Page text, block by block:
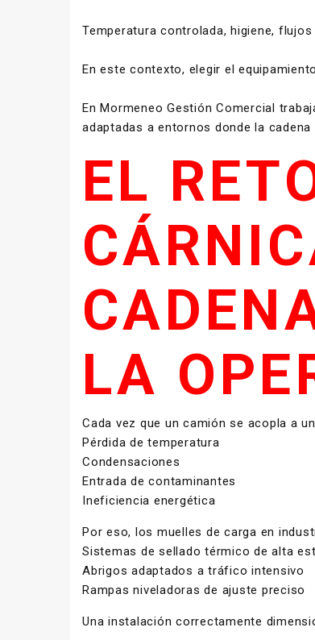
Temperatura controlada, higiene,
En este contexto, elegir el
En Mormeneo Gestión Comercial
adaptadas a entornos donde la
EL
LA
Cada vez que un camión se acopla a
Pérdida de temperatura
Condensaciones
Entrada de contaminantes
Ineficiencia energética
Por eso, los muelles de carga en
Sistemas de sellado térmico de alta
Abrigos adaptados a tráfico intensivo
Rampas niveladoras de ajuste preciso
Una instalación correctamente